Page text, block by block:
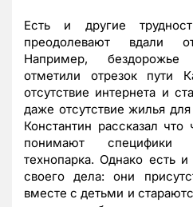
Есть и другие
преодолевают вдали
Например, бездорожье
отметили отрезок пути
отсутствие интернета и
даже отсутствие жилья
Константин рассказал
понимают специфики
технопарка. Однако есть
своего дела: они
вместе с детьми и